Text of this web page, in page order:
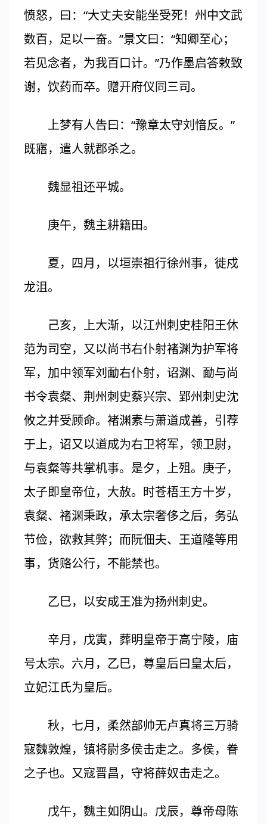
愤怒，曰：“大丈夫安能坐受死！州中文武
数百，足以一奋。”景文曰：“知卿至心；
若见念者，为我百口计。”乃作墨启答敕致
谢，饮药而卒。赠开府仪同三司。
上梦有人告曰：“豫章太守刘愔反。”
既寤，遣人就郡杀之。
魏显祖还平城。
庚午，魏主耕籍田。
夏，四月，以垣崇祖行徐州事，徙戍
龙沮。
己亥，上大渐，以江州刺史桂阳王休
范为司空，又以尚书右仆射褚渊为护军将
军，加中领军刘勔右仆射，诏渊、勔与尚
书令袁粲、荆州刺史蔡兴宗、郢州刺史沈
攸之并受顾命。褚渊素与萧道成善，引荐
于上，诏又以道成为右卫将军，领卫尉，
与袁粲等共掌机事。是夕，上殂。庚子，
太子即皇帝位，大赦。时苍梧王方十岁，
袁粲、褚渊秉政，承太宗奢侈之后，务弘
节俭，欲救其弊；而阮佃夫、王道隆等用
事，货赂公行，不能禁也。
乙巳，以安成王准为扬州刺史。
辛月，戊寅，葬明皇帝于高宁陵，庙
号太宗。六月，乙巳，尊皇后曰皇太后，
立妃江氏为皇后。
秋，七月，柔然部帅无卢真将三万骑
寇魏敦煌，镇将尉多侯击走之。多侯，眷
之子也。又寇晋昌，守将薛奴击走之。
戊午，魏主如阴山。戊辰，尊帝母陈